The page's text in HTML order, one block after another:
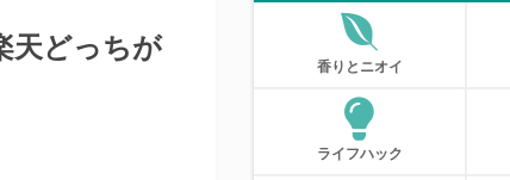
天どっちが
香りとニオイ
ライフハック